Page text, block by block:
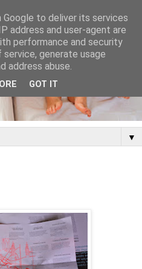
▼
to deliver its services
address and user-agent are
performance and security
generate usage
address abuse.
GOT IT